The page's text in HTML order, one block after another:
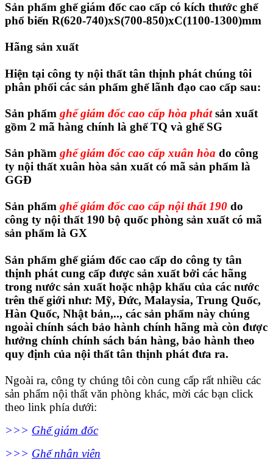
Sản phẩm ghế giám đốc cao cấp có kích thước ghế
phổ biến R(620-740)xS(700-850)xC(1100-1300)mm
Hãng sản xuất
Hiện tại công ty nội thất tân thịnh phát chúng tôi
phân phối các sản phẩm ghế lãnh đạo cao cấp sau:
Sản phẩm ghế giám đốc cao cấp hòa phátsản xuất
gồm 2 mã hàng chính là ghế TQ và ghế SG
Sản phầm ghế giám đốc cao cấp xuân hòa do công
ty nội thất xuân hòa sản xuất có mã sản phẩm là
GGĐ
Sản phẩm ghế giám đốc cao cấp nội thất 190 do
công ty nội thất 190 bộ quốc phòng sản xuất có mã
sản phẩm là GX
Sản phẩm ghế giám đốc cao cấp do công ty tân
thịnh phát cung cấp được sản xuất bởi các hãng
trong nước sản xuất hoặc nhập khẩu của các nước
trên thế giới như: Mỹ, Đức, Malaysia, Trung Quốc,
Hàn Quốc, Nhật bản,.., các sản phẩm này chúng
ngoài chính sách bảo hành chính hãng mà còn được
hưởng chính chính sách bán hàng, bảo hành theo
quy định của nội thất tân thịnh phát đưa ra.
Ngoài ra, công ty chúng tôi còn cung cấp rất nhiều các
sản phẩm nội thất văn phòng khác, mời các bạn click
theo link phía dưới:
>>> Ghế giám đốc
>>> Ghế nhân viên